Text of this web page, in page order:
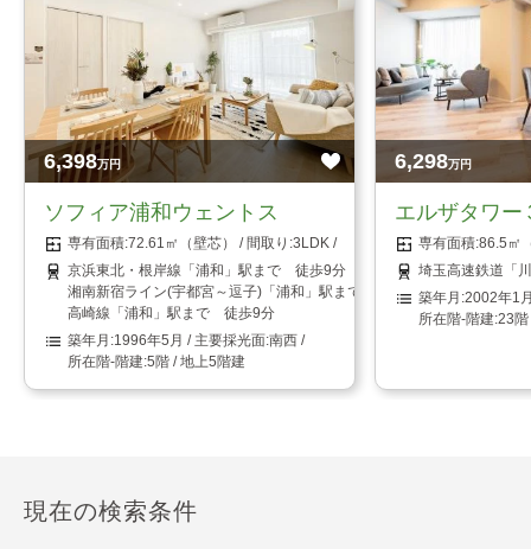
6,398万円
ソフィア浦和ウェントス
72.61㎡（壁芯）
3LDK
京浜東北・根岸線「浦和」駅まで 徒歩9分
湘南新宿ライン(宇都宮～逗子)「浦和」駅まで 徒歩9分
高崎線「浦和」駅まで 徒歩9分
1996年5月
南西
5階 / 地上5階建
6,298万円
エルザタワー
86.5㎡
埼玉高速鉄道「
2002年1
23階
現在の検索条件